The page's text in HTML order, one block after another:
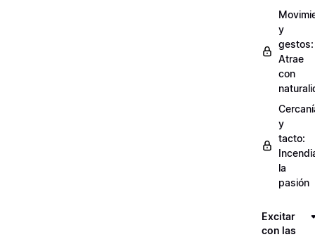
y
gestos:
Atrae
con
y
tacto:
la
pasión
Excitar
con las